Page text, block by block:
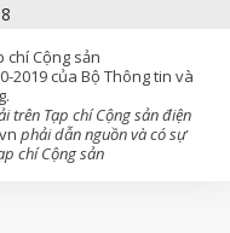
chí Cộng sản
2019 của Bộ Thông tin và
trên Tạp chí Cộng sản điện
phải dẫn nguồn và có sự
chí Cộng sản